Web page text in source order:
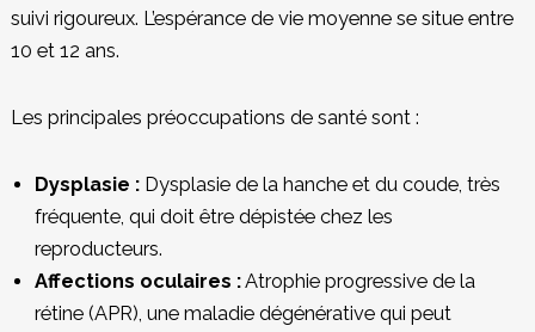
suivi rigoureux. L’espérance de vie moyenne se situe entre
10 et 12 ans.
Les principales préoccupations de santé sont :
Dysplasie :Dysplasie de la hanche et du coude, très
fréquente, qui doit être dépistée chez les
reproducteurs.
Affections oculaires :Atrophie progressive de la
rétine (APR), une maladie dégénérative qui peut